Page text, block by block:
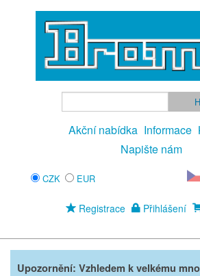
Akční nabídka Informace
Napište nám
CZK EUR
Registrace Přihlášení
Upozornění: Vzhledem k velkému